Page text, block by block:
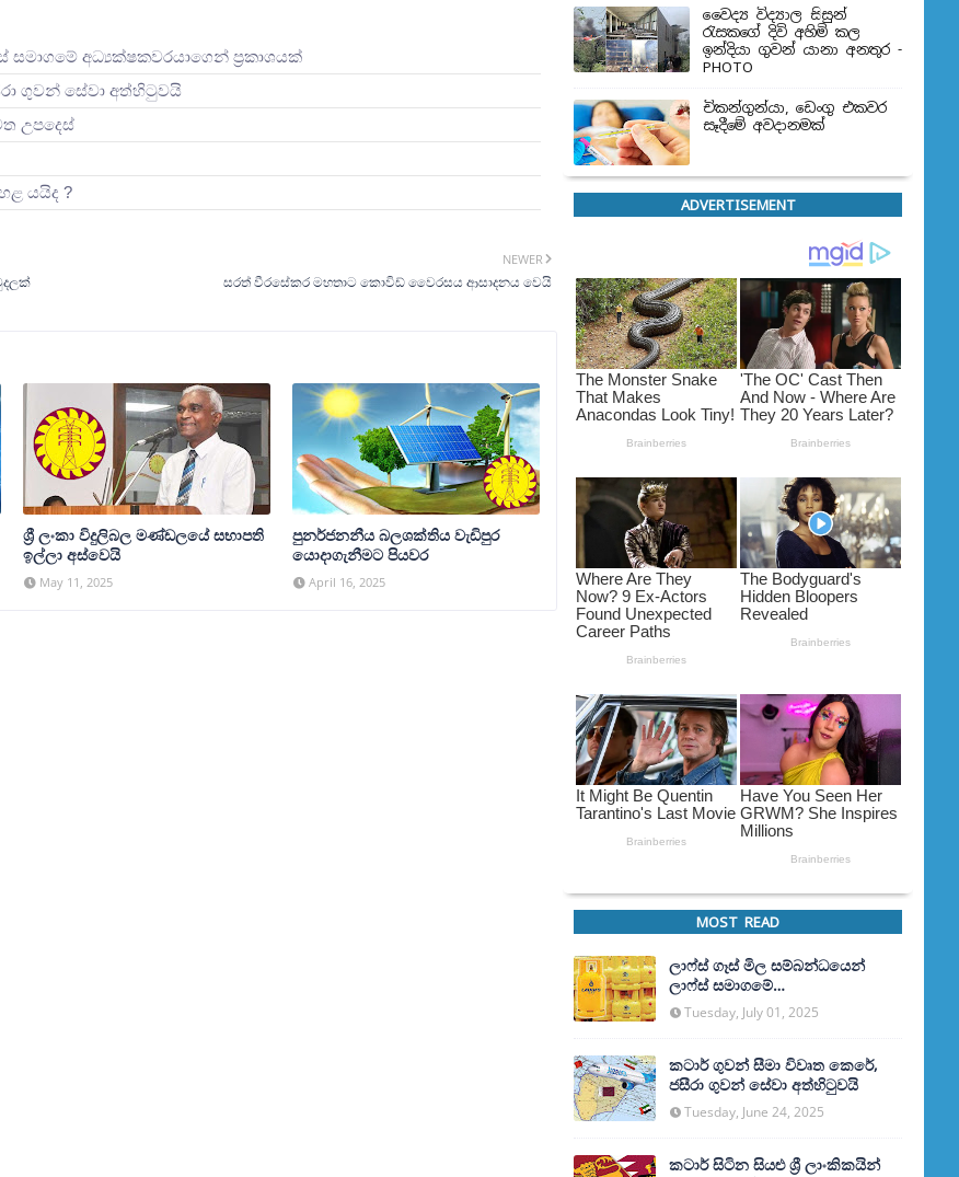
අධ්‍යක්ෂකවරයාගෙන් ප්‍රකාශයක්
ගුවන් සේවා අත්හි‍ටුවයි
උපදෙස්
යයිද ?
NEWER
සරත් වීරසේකර මහතාට කොවිඩ් වෛරසය ආසාදනය වෙයි
ශ්‍රී ලංකා විදුලිබල මණ්ඩලයේ සභාපති
ඉල්ලා අස්වෙයි
May 11, 2025
පුනර්ජනනීය බලශක්තිය වැඩිපුර
යොදාගැනීමට පියවර
April 16, 2025
වෛද්‍ය විද්‍යාල සිසුන්
‍රැසකගේ දිවි අහිමි කල
ඉන්දියා ගුවන් යානා අනතුර -
PHOTO
චිකන්ගුන්යා, ඩෙංගු එකවර
සෑදීමේ අවදානමක්
ADVERTISEMENT
MOST READ
ලාෆ්ස් ගෑස් මිල සම්බන්ධයෙන්
ලාෆ්ස් සමාගමේ
අධ්‍යක්ෂකවරයාගෙන් ප්‍රකාශයක්
Tuesday, July 01, 2025
කටාර් ගුවන් සීමා විවෘත කෙරේ,
ජසීරා ගුවන් සේවා අත්හි‍ටුවයි
Tuesday, June 24, 2025
කටාර් සිටින සියළු ශ්‍රී ලාංකිකයින්